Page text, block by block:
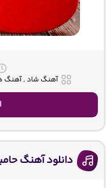
آهنگ شاد , آهنگ
دانلود آهنگ